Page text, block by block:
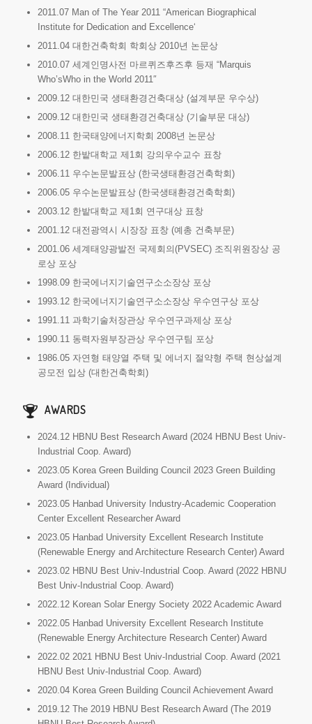
2011.07 Man of The Year 2011 “American Biographical
Institute for Dedication and Excellence‘
2011.04 대한건축학회 학회상 2010년 논문상
2010.07 세계인명사전 마르퀴즈후즈후 등재 “Marquis
Who’sWho in the World 2011″
2009.12 대한민국 생태환경건축대상 (설계부문 우수상)
2009.12 대한민국 생태환경건축대상 (기술부문 대상)
2008.11 한국태양에너지학회 2008년 논문상
2006.12 한밭대학교 제1회 강의우수교수 표창
2006.11 우수논문발표상 (한국생태환경건축학회)
2006.05 우수논문발표상 (한국생태환경건축학회)
2003.12 한밭대학교 제1회 연구대상 표창
2001.12 대전광역시 시장장 표창 (예총 건축부문)
2001.06 세계태양광발전 국제회의(PVSEC) 조직위원장상 공
로상 포상
1998.09 한국에너지기술연구소소장상 포상
1993.12 한국에너지기술연구소소장상 우수연구상 포상
1991.11 과학기술처장관상 우수연구과제상 포상
1990.11 동력자원부장관상 우수연구팀 포상
1986.05 자연형 태양열 주택 및 에너지 절약형 주택 현상설계
공모전 입상 (대한건축학회)
AWARDS
2024.12 HBNU Best Research Award (2024 HBNU Best Univ-
Industrial Coop. Award)
2023.05 Korea Green Building Council 2023 Green Building
Award (Individual)
2023.05 Hanbad University Industry-Academic Cooperation
Center Excellent Researcher Award
2023.05 Hanbad University Excellent Research Institute
(Renewable Energy and Architecture Research Center) Award
2023.02 HBNU Best Univ-Industrial Coop. Award (2022 HBNU
Best Univ-Industrial Coop. Award)
2022.12 Korean Solar Energy Society 2022 Academic Award
2022.05 Hanbad University Excellent Research Institute
(Renewable Energy Architecture Research Center) Award
2022.02 2021 HBNU Best Univ-Industrial Coop. Award (2021
HBNU Best Univ-Industrial Coop. Award)
2020.04 Korea Green Building Council Achievement Award
2019.12 The 2019 HBNU Best Research Award (The 2019